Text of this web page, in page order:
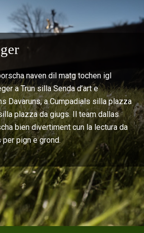
naven dil matg tochen igl
a Trun silla Senda d’art e
Davaruns, a Cumpadials silla plazza
plazza da giugs. Il team dallas
bien divertiment cun la lectura da
pign e grond.